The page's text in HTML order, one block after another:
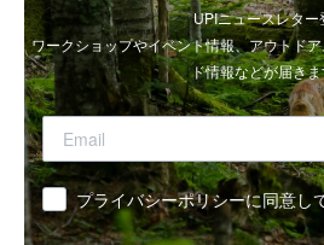
UPIニュースレター
ワークショップやイベント情報、アウトド
ド情報などが届き
同意 プライバシーポリシーに同意し